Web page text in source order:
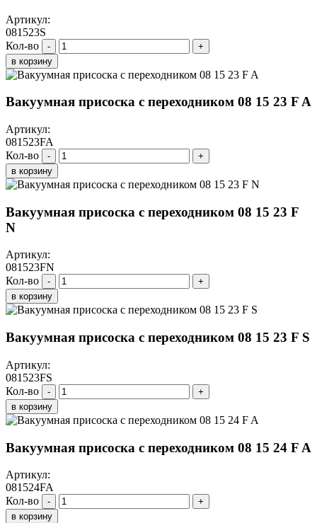
Артикул:
081523S
Кол-во
-
+
в корзину
Вакуумная присоска с переходником 08 15 23 F A
Артикул:
081523FA
Кол-во
-
+
в корзину
Вакуумная присоска с переходником 08 15 23 F
N
Артикул:
081523FN
Кол-во
-
+
в корзину
Вакуумная присоска с переходником 08 15 23 F S
Артикул:
081523FS
Кол-во
-
+
в корзину
Вакуумная присоска с переходником 08 15 24 F A
Артикул:
081524FA
Кол-во
-
+
в корзину